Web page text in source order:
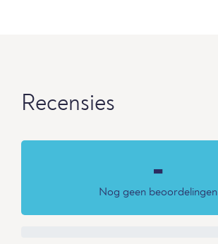
Recensies
-
Nog geen beoordelingen